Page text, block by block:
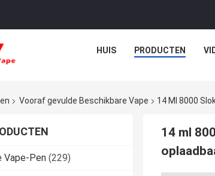
HUIS PRODUCTEN
Vooraf gevulde Beschikbare Vape 14 Ml 8000
Vape-Pen (229)
14 ml